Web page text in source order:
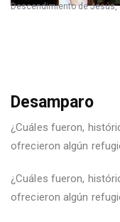
Descendimiento de Jesús,
Desamparo
¿Cuáles fueron,
ofrecieron algún
¿Cuáles fueron,
ofrecieron algún